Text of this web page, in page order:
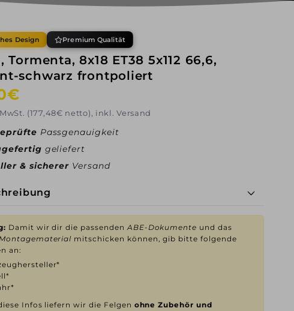
Design Premium Qualität
Tormenta, 8x18 ET38 5x112 66,6,
schwarz frontpoliert
(177,48€ netto), inkl. Versand
Passgenauigkeit
geliefert
& sicherer Versand
Damit wir dir die passendenABE-Dokumente und das
mitschicken können, gib bitte folgende
an:
Infos liefern wir die Felgen ohne Zubehör und